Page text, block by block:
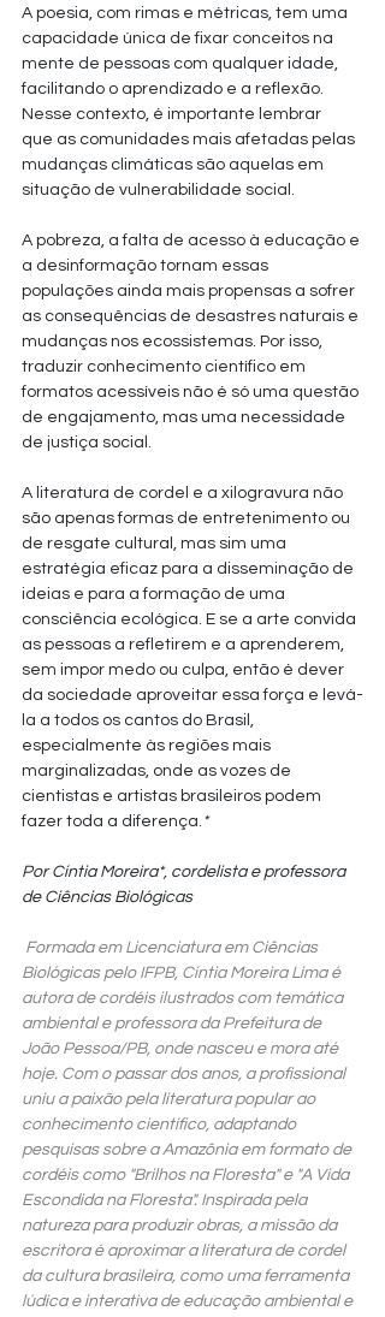
A poesia, com rimas e métricas, tem uma
capacidade única de fixar conceitos na
mente de pessoas com qualquer idade,
facilitando o aprendizado e a reflexão.
Nesse contexto, é importante lembrar
que as comunidades mais afetadas pelas
mudanças climáticas são aquelas em
situação de vulnerabilidade social.
A pobreza, a falta de acesso à educação e
a desinformação tornam essas
populações ainda mais propensas a sofrer
as consequências de desastres naturais e
mudanças nos ecossistemas. Por isso,
traduzir conhecimento científico em
formatos acessíveis não é só uma questão
de engajamento, mas uma necessidade
de justiça social.
A literatura de cordel e a xilogravura não
são apenas formas de entretenimento ou
de resgate cultural, mas sim uma
estratégia eficaz para a disseminação de
ideias e para a formação de uma
consciência ecológica. E se a arte convida
as pessoas a refletirem e a aprenderem,
sem impor medo ou culpa, então é dever
da sociedade aproveitar essa força e levá-
la a todos os cantos do Brasil,
especialmente às regiões mais
marginalizadas, onde as vozes de
cientistas e artistas brasileiros podem
fazer toda a diferença. *
Por Cíntia Moreira*, cordelista e professora
de Ciências Biológicas
Biológicas pelo IFPB, Cíntia Moreira Lima é
autora de cordéis ilustrados com temática
ambiental e professora da Prefeitura de
João Pessoa/PB, onde nasceu e mora até
hoje. Com o passar dos anos, a profissional
uniu a paixão pela literatura popular ao
conhecimento científico, adaptando
pesquisas sobre a Amazônia em formato de
cordéis como "Brilhos na Floresta" e "A Vida
Escondida na Floresta". Inspirada pela
natureza para produzir obras, a missão da
escritora é aproximar a literatura de cordel
da cultura brasileira, como uma ferramenta
lúdica e interativa de educação ambiental e